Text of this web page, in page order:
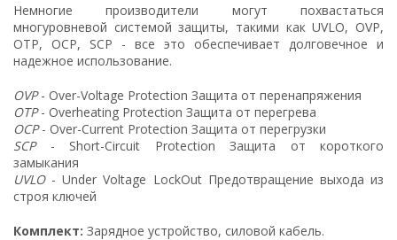
Немногие производители могут похвастаться
многуровневой системой защиты, такими как UVLO, OVP,
OTP, OCP, SCP - все это обеспечивает долговечное и
надежное использование.
OVP- Over-Voltage Protection Защита от перенапряжения
OTP- Overheating Protection Защита от перегрева
OCP- Over-Current Protection Защита от перегрузки
SCP- Short-Circuit Protection Защита от короткого
замыкания
UVLO- Under Voltage LockOut Предотвращение выхода из
строя ключей
Комплект: Зарядное устройство, силовой кабель.